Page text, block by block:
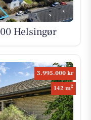
Helsingør
3.995.000 kr
142 m2